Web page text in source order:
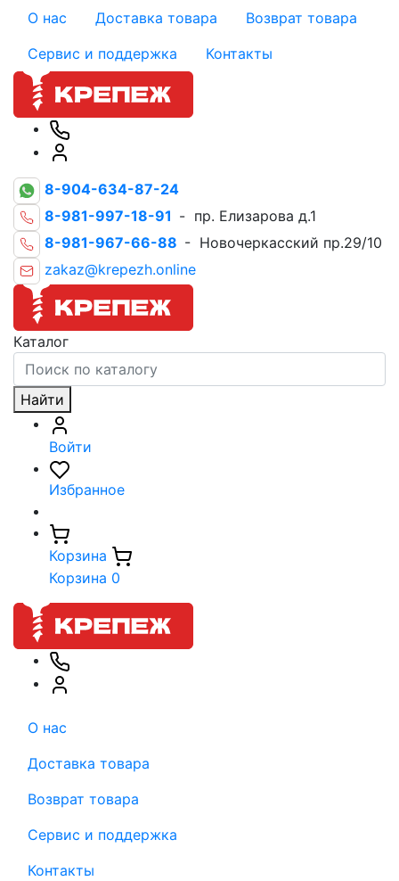
О нас Доставка товара
Возврат товара
Сервис и поддержка
Контакты
8-904-634-87-24
8-981-997-18-91 - пр. Елизарова д.1
8-981-967-66-88 - Новочеркасский пр.29/10
zakaz@krepezh.online
Каталог
Найти
Войти
Избранное
Корзина
Корзина 0
О нас
Доставка товара
Возврат товара
Сервис и поддержка
Контакты